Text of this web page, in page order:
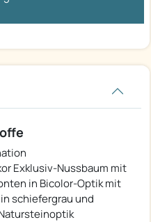
Exklusiv-Nussbaum mit
in Bicolor-Optik mit
schiefergrau und